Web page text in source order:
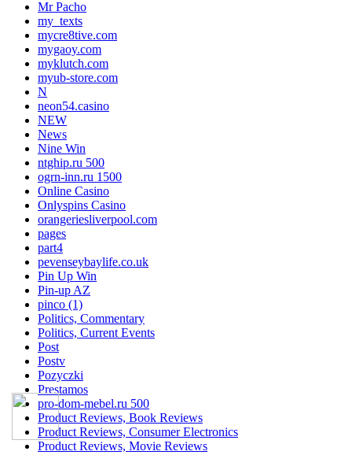
Mr Pacho
my_texts
mycre8tive.com
mygaoy.com
myklutch.com
myub-store.com
N
neon54.casino
NEW
News
Nine Win
ntghip.ru 500
ogrn-inn.ru 1500
Online Casino
Onlyspins Casino
orangeriesliverpool.com
pages
part4
pevenseybaylife.co.uk
Pin Up Win
Pin-up AZ
pinco (1)
Politics, Commentary
Politics, Current Events
Post
Postv
Pozyczki
Prestamos
pro-dom-mebel.ru 500
Product Reviews, Book Reviews
Product Reviews, Consumer Electronics
Product Reviews, Movie Reviews